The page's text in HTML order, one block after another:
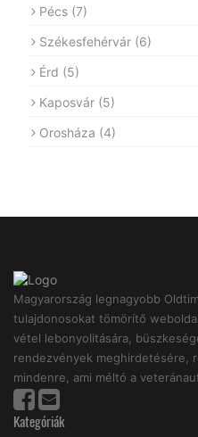
Pécs (7)
Székesfehérvár (6)
Érd (5)
Kaposvár (5)
Orosháza (4)
Magyarország legnagyobb
tulajdonosokat tömörítő
vétel lebonyolitására,
rendezvények meghirdetésére,
mindenre, ami méltó a
Kategóriák